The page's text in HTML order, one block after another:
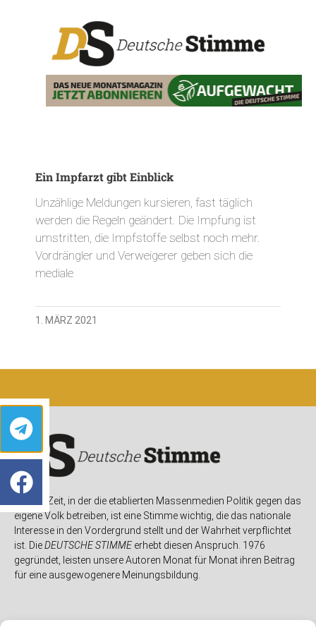
Ein Impfarzt gibt Einblick
Unzählige Meldungen kursieren, fast täglich
werden die Regeln geändert. Die Impfung ist
umstritten, die Impfstoffe selbst noch mehr.
Vordrängler und Verweigerer geben sich die
mediale
1. MÄRZ 2021
In einer Zeit, in der die etablierten Massenmedien Politik gegen das
eigene Volk betreiben, ist eine Stimme wichtig, die das nationale
Interesse in den Vordergrund stellt und der Wahrheit verpflichtet
ist. DieDEUTSCHE STIMMEerhebt diesen Anspruch. 1976
gegründet, leisten unsere Autoren Monat für Monat ihren Beitrag
für eine ausgewogenere Meinungsbildung.